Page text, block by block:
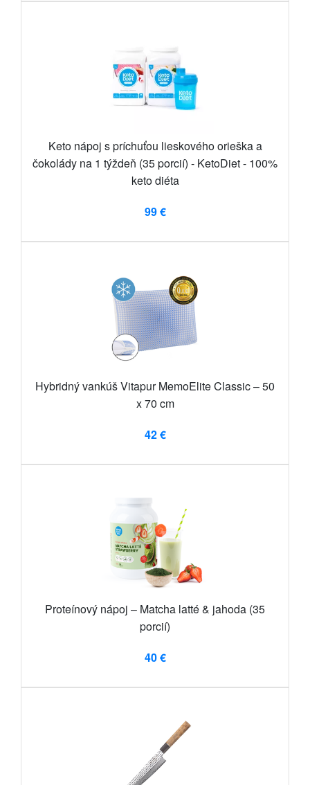
Keto nápoj s príchuťou lieskového orieška a
čokolády na 1 týždeň (35 porcií) - KetoDiet - 100%
keto diéta
99 €
Hybridný vankúš Vitapur MemoElite Classic – 50
x 70 cm
42 €
Proteínový nápoj – Matcha latté & jahoda (35
porcií)
40 €